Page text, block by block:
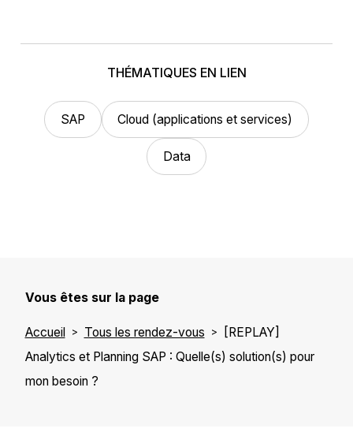
THÉMATIQUES EN LIEN
SAP Cloud (applications et services)
Data
Vous êtes sur la page
Accueil Tous les rendez-vous
[REPLAY]
Analytics et Planning SAP : Quelle(s) solution(s) pour
mon besoin ?